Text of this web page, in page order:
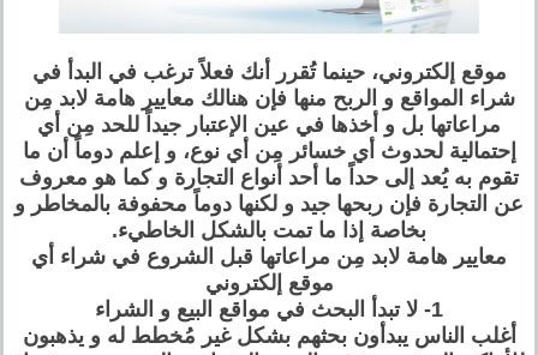
موقع إلكتروني، حينما تُقرر أنك فعلاً ترغب في البدأ في
شراء المواقع و الربح منها فإن هنالك معايير هامة لابد مِن
مراعاتها بل و أخذها في عين الإعتبار جيداً للحد مِن أي
إحتمالية لحدوث أي خسائر مِن أي نوع، و إعلم دوماً أن ما
تقوم به يُعد إلى حداً ما أحد أنواع التجارة و كما هو معروف
عن التجارة فإن ربحها جيد و لكنها دوماً محفوفة بالمخاطر و
بخاصة إذا ما تمت بالشكل الخاطيء.
معايير هامة لابد مِن مراعاتها قبل الشروع في شراء أي
موقع إلكتروني
1- لا تبدأ البحث في مواقع البيع و الشراء
أغلب الناس يبدأون بحثهم بشكل غير مُخطط له و يذهبون